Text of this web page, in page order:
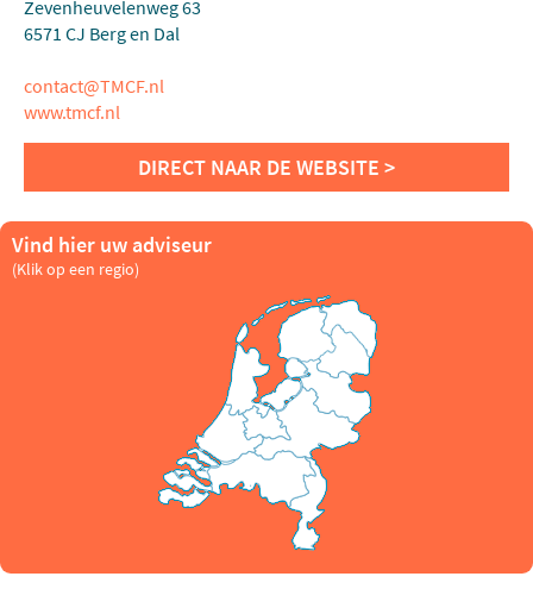
Zevenheuvelenweg 63
6571 CJ Berg en Dal
contact@TMCF.nl
www.tmcf.nl
Vind hier uw adviseur
(Klik op een regio)